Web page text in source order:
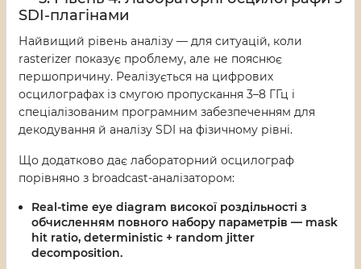
SDI-плагінами
Найвищий рівень аналізу — для ситуацій, коли
rasterizer показує проблему, але не пояснює
першопричину. Реалізується на цифрових
осцилографах із смугою пропускання 3–8 ГГц і
спеціалізованим програмним забезпеченням для
декодування й аналізу SDI на фізичному рівні.
Що додатково дає лабораторний осцилограф
порівняно з broadcast-аналізатором:
Real-time eye diagram високої роздільності з
обчисленням повного набору параметрів — mask
hit ratio, deterministic + random jitter
decomposition.